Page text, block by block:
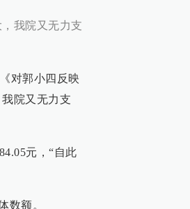
我院又无力支
对郭小四反映
院又无力支
元，“自此
数额。